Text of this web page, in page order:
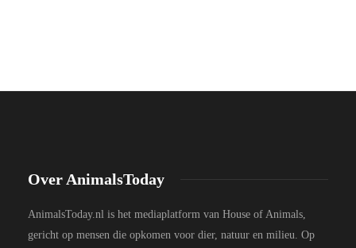
Over AnimalsToday
AnimalsToday.nl is het mediaplatform van House of Animals,
gericht op mensen die opkomen voor dier, natuur en milieu. Op